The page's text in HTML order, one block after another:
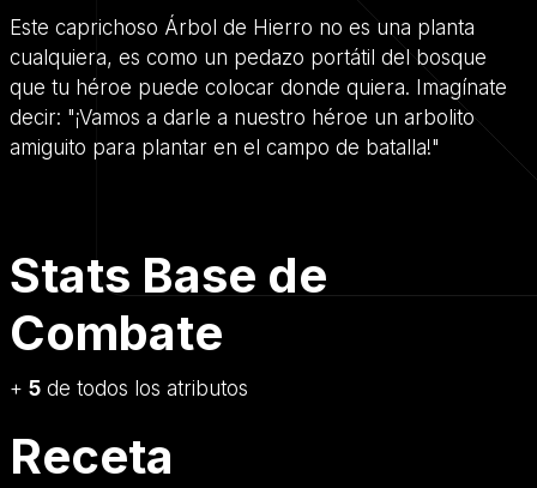
Este caprichoso Árbol de Hierro no es una planta
cualquiera, es como un pedazo portátil del bosque
que tu héroe puede colocar donde quiera. Imagínate
decir: "¡Vamos a darle a nuestro héroe un arbolito
amiguito para plantar en el campo de batalla!"
Stats Base de
Combate
+ 5 de todos los atributos
Receta